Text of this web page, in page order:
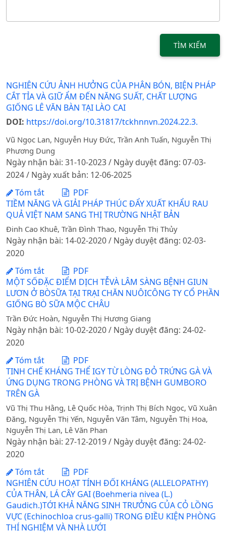
TÌM KIẾM
NGHIÊN CỨU ẢNH HƯỞNG CỦA PHÂN BÓN, BIỆN PHÁP
CẮT TỈA VÀ GIỮ ẨM ĐẾN NĂNG SUẤT, CHẤT LƯỢNG
GIỐNG LÊ VĂN BÀN TẠI LÀO CAI
DOI: https://doi.org/10.31817/tckhnnvn.2024.22.3.
Vũ Ngọc Lan, Nguyễn Huy Đức, Trần Anh Tuấn, Nguyễn Thị
Phương Dung
Ngày nhận bài: 31-10-2023 / Ngày duyệt đăng: 07-03-
2024 / Ngày xuất bản: 12-06-2025
Tóm tắt
PDF
TIỀM NĂNG VÀ GIẢI PHÁP THÚC ĐẨY XUẤT KHẨU RAU
QUẢ VIỆT NAM SANG THỊ TRƯỜNG NHẬT BẢN
Đinh Cao Khuê, Trần Đình Thao, Nguyễn Thị Thủy
Ngày nhận bài: 14-02-2020 / Ngày duyệt đăng: 02-03-
2020
Tóm tắt
PDF
MỘT SỐĐẶC ĐIỂM DỊCH TỄVÀ LÂM SÀNG BỆNH GIUN
LƯƠN Ở BÒSỮA TẠI TRẠI CHĂN NUÔICÔNG TY CỔ PHẦN
GIỐNG BÒ SỮA MỘC CHÂU
Trần Đức Hoàn, Nguyễn Thị Hương Giang
Ngày nhận bài: 10-02-2020 / Ngày duyệt đăng: 24-02-
2020
Tóm tắt
PDF
TINH CHẾ KHÁNG THỂ IGY TỪ LÒNG ĐỎ TRỨNG GÀ VÀ
ỨNG DỤNG TRONG PHÒNG VÀ TRỊ BỆNH GUMBORO
TRÊN GÀ
Vũ Thị Thu Hằng, Lê Quốc Hòa, Trịnh Thị Bích Ngọc, Vũ Xuân
Đăng, Nguyễn Thị Yến, Nguyễn Văn Tâm, Nguyễn Thị Hoa,
Nguyễn Thị Lan, Lê Văn Phan
Ngày nhận bài: 27-12-2019 / Ngày duyệt đăng: 24-02-
2020
Tóm tắt
PDF
NGHIÊN CỨU HOẠT TÍNH ĐỐI KHÁNG (ALLELOPATHY)
CỦA THÂN, LÁ CÂY GAI (Boehmeria nivea (L.)
Gaudich.)TỚI KHẢ NĂNG SINH TRƯỞNG CỦA CỎ LỒNG
VỰC (Echinochloa crus-galli) TRONG ĐIỀU KIỆN PHÒNG
THÍ NGHIỆM VÀ NHÀ LƯỚI